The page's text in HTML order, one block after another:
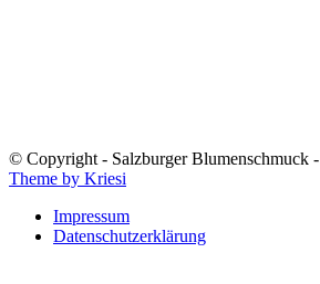
© Copyright - Salzburger Blumenschmuck -
Theme by Kriesi
Impressum
Datenschutzerklärung